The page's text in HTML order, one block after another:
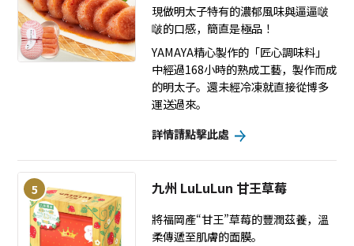
現做明太子特有的濃郁風味與逼逼啵
啵的口感，簡直是極品！
YAMAYA精心製作的「匠心調味料」
中經過168小時的熟成工藝，製作而成
的明太子。還未經冷凍就直接從博多
運送過來。
詳情請點擊此處
5 九州 LuLuLun 甘王草莓
將福岡產“甘王”草莓的豐潤茲養，溫
柔傳遞至肌膚的面膜。